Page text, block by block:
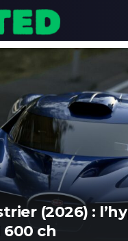
(2026) :
600 ch